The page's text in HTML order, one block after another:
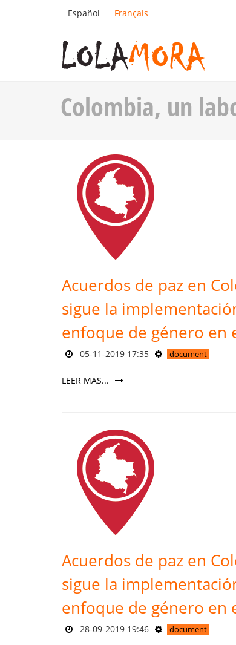
Español Français
Colombia, un
Acuerdos de paz en
sigue la
enfoque de género en
05-11-2019 17:35 document
LEER MAS...
Acuerdos de paz en
sigue la
enfoque de género en
28-09-2019 19:46 document